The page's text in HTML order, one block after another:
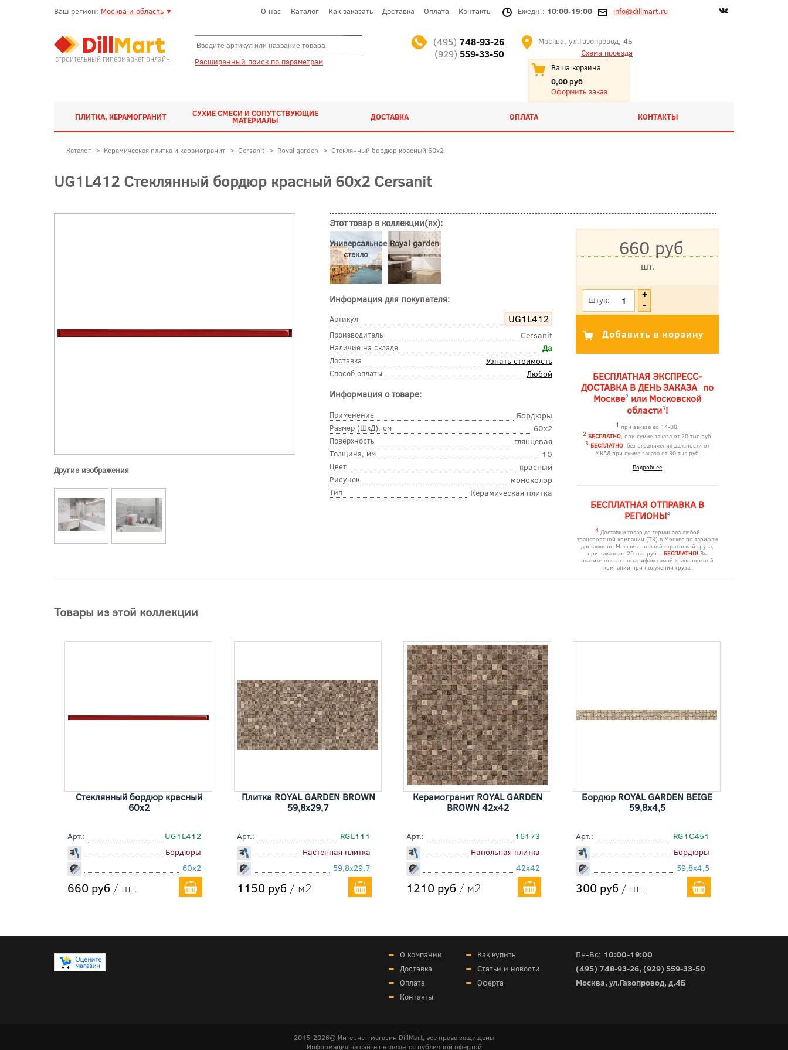
Ваш регион: Москва и область ▼ О нас Каталог Как заказать Доставка Оплата Контакты Ежедн.: 10:00-19:00 info@dillmart.ru
строительный гипермаркет онлайн Расширенный поиск по параметрам
(495) 748-93-26
(929) 559-33-50
Москва, ул.Газопровод, 4Б
Схема проезда
Ваша корзина
0,00 руб
Оформить заказ
ПЛИТКА, КЕРАМОГРАНИТ СУХИЕ СМЕСИ И СОПУТСТВУЮЩИЕ
МАТЕРИАЛЫ ДОСТАВКА ОПЛАТА КОНТАКТЫ
Каталог > Керамическая плитка и керамогранит > Cersanit > Royal garden > Стеклянный бордюр красный 60x2
UG1L412 Стеклянный бордюр красный 60x2 Cersanit
Другие изображения
Этот товар в коллекции(ях):
Универсальное
стекло
Royal garden
Информация для покупателя:
Артикул UG1L412
Производитель Cersanit
Наличие на складе Да
Доставка Узнать стоимость
Способ оплаты Любой
Информация о товаре:
Применение Бордюры
Размер (ШхД), см 60x2
Поверхность глянцевая
Толщина, мм 10
Цвет красный
Рисунок моноколор
Тип Керамическая плитка
660 руб
шт.
Штук:
БЕСПЛАТНАЯ ЭКСПРЕСС-
ДОСТАВКА В ДЕНЬ ЗАКАЗА1 по
Москве2 или Московской
области3!
1 при заказе до 14-00.
2 БЕСПЛАТНО, при сумме заказа от 20 тыс.руб.
3 БЕСПЛАТНО, без ограничения дальности от
МКАД при сумме заказа от 30 тыс.руб.
Подробнее
БЕСПЛАТНАЯ ОТПРАВКА В
РЕГИОНЫ4
4Доставим товар до терминала любой
транспортной компании (ТК) в Москве по тарифам
доставки по Москве с полной страховкой груза,
при заказе от 20 тыс.руб. - БЕСПЛАТНО!Вы
платите только по тарифам самой транспортной
компании при получении груза.
Товары из этой коллекции
Стеклянный бордюр красный
60x2
Арт.:
UG1L412
Бордюры
60x2
660 руб / шт.
Плитка ROYAL GARDEN BROWN
59,8x29,7
Арт.:
RGL111
Настенная плитка
59,8x29,7
1150 руб / м2
Керамогранит ROYAL GARDEN
BROWN 42x42
Арт.:
16173
Напольная плитка
42x42
1210 руб / м2
Бордюр ROYAL GARDEN BEIGE
59,8x4,5
Арт.:
RG1C451
Бордюры
59,8x4,5
300 руб / шт.
О компании
Как купить
Доставка
Статьи и новости
Оплата
Оферта
Контакты
Пн-Вс: 10:00-19:00
(495) 748-93-26, (929) 559-33-50
Москва, ул.Газопровод, д.4Б
2015-2026© Интернет-магазин DillMart, все права защищены
Информация на сайте не является публичной офертой